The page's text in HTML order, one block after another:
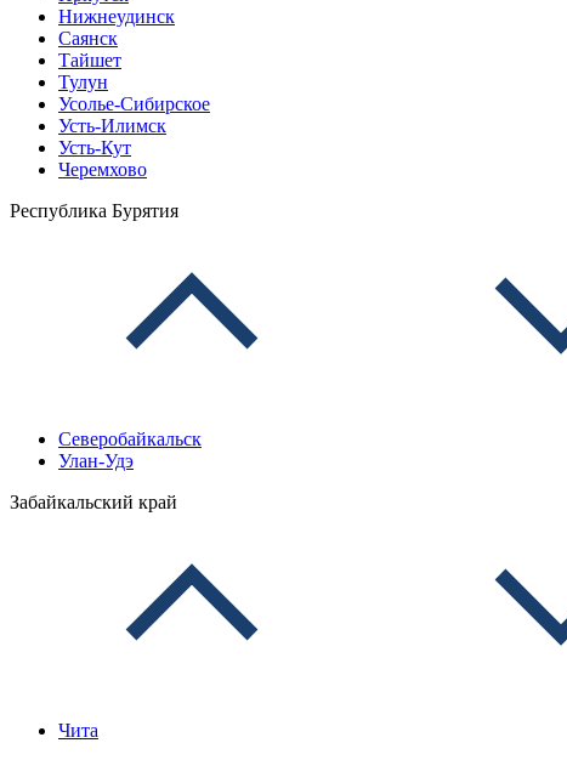
Нижнеудинск
Саянск
Тайшет
Тулун
Усолье-Сибирское
Усть-Илимск
Усть-Кут
Черемхово
Республика Бурятия
Северобайкальск
Улан-Удэ
Забайкальский край
Чита